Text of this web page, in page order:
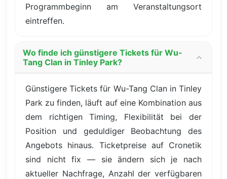
Programmbeginn am Veranstaltungsort
eintreffen.
Wo finde ich günstigere Tickets für Wu-
Tang Clan in Tinley Park?
Günstigere Tickets für Wu-Tang Clan in Tinley
Park zu finden, läuft auf eine Kombination aus
dem richtigen Timing, Flexibilität bei der
Position und geduldiger Beobachtung des
Angebots hinaus. Ticketpreise auf Cronetik
sind nicht fix — sie ändern sich je nach
aktueller Nachfrage, Anzahl der verfügbaren